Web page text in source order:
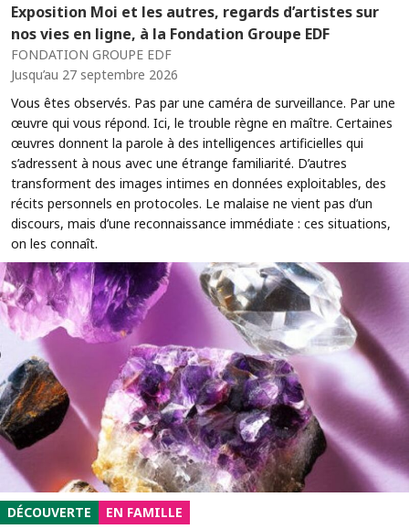
Exposition Moi et les autres, regards d’artistes sur
nos vies en ligne, à la Fondation Groupe EDF
FONDATION GROUPE EDF
Jusqu’au 27 septembre 2026
Vous êtes observés. Pas par une caméra de surveillance. Par une
œuvre qui vous répond. Ici, le trouble règne en maître. Certaines
œuvres donnent la parole à des intelligences artificielles qui
s’adressent à nous avec une étrange familiarité. D’autres
transforment des images intimes en données exploitables, des
récits personnels en protocoles. Le malaise ne vient pas d’un
discours, mais d’une reconnaissance immédiate : ces situations,
on les connaît.
DÉCOUVERTE EN FAMILLE